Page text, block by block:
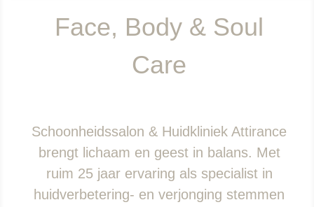
Face, Body & Soul
Care
Schoonheidssalon & Huidkliniek Attirance
brengt lichaam en geest in balans. Met
ruim 25 jaar ervaring als specialist in
huidverbetering- en verjonging stemmen